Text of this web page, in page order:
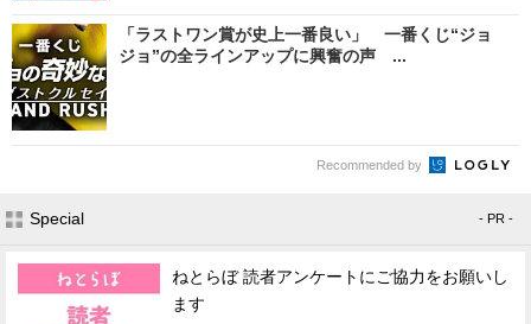
「ラストワン賞が史上一番良い」 一番くじ“ジョ
ジョ”の全ラインアップに興奮の声 ...
Recommended by
Special - PR -
ねとらぼ 読者アンケートにご協力をお願いし
ます